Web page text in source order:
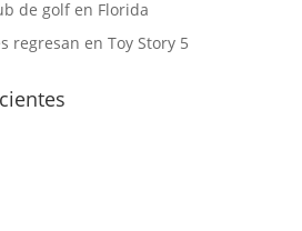
de golf en Florida
regresan en Toy Story 5